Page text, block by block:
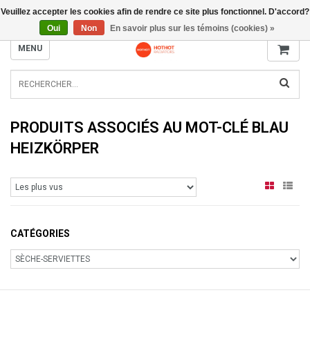
INFO@RADIATORS.SHOP
MENU
PRODUITS ASSOCIÉS AU MOT-CLÉ BLAU
HEIZKÖRPER
CATÉGORIES
Veuillez accepter les cookies afin de rendre ce site plus fonctionnel. D'accord?
Oui
Non En savoir plus sur les témoins (cookies) »